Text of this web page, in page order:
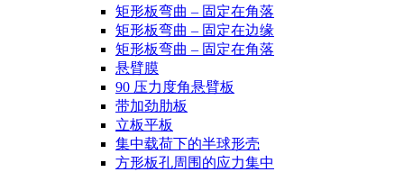
矩形板弯曲 – 固定在角落
矩形板弯曲 – 固定在边缘
矩形板弯曲 – 固定在角落
悬臂膜
90 压力度角悬臂板
带加劲肋板
立板平板
集中载荷下的半球形壳
方形板孔周围的应力集中